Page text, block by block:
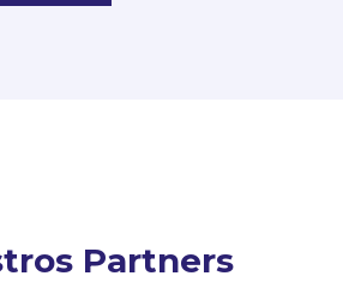
Partners